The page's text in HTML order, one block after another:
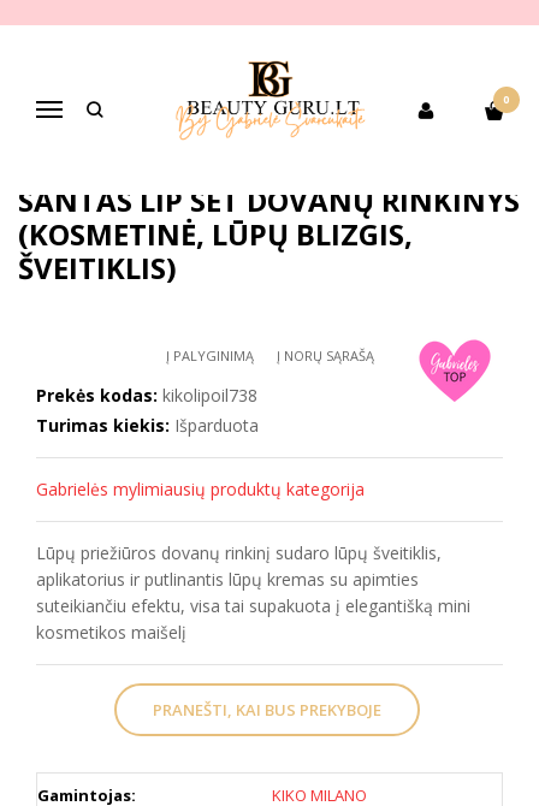
Navigacija
0
Pagrindinis PREKIŲ KATEGORIJOS
Dekoratyvinė kosmetika
KIKO MILANO Wonderlights Santas Lip Set dovanų rinkinys
(kosmetinė, lūpų blizgis, šveitiklis)
SANTAS LIP SET DOVANŲ RINKINYS
(KOSMETINĖ, LŪPŲ BLIZGIS,
ŠVEITIKLIS)
Į PALYGINIMĄ Į NORŲ SĄRAŠĄ
Prekės kodas: kikolipoil738
Turimas kiekis: Išparduota
Gabrielės mylimiausių produktų kategorija
Lūpų priežiūros dovanų rinkinį sudaro lūpų šveitiklis,
aplikatorius ir putlinantis lūpų kremas su apimties
suteikiančiu efektu, visa tai supakuota į elegantišką mini
kosmetikos maišelį
PRANEŠTI, KAI BUS PREKYBOJE
Gamintojas: KIKO MILANO